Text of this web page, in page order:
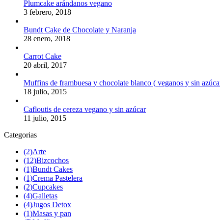
Plumcake arándanos vegano
3 febrero, 2018
Bundt Cake de Chocolate y Naranja
28 enero, 2018
Carrot Cake
20 abril, 2017
Muffins de frambuesa y chocolate blanco ( veganos y sin
18 julio, 2015
Cafloutis de cereza vegano y sin azúcar
11 julio, 2015
Categorias
(2)Arte
(12)Bizcochos
(1)Bundt Cakes
(1)Crema Pastelera
(2)Cupcakes
(4)Galletas
(4)Jugos Detox
(1)Masas y pan